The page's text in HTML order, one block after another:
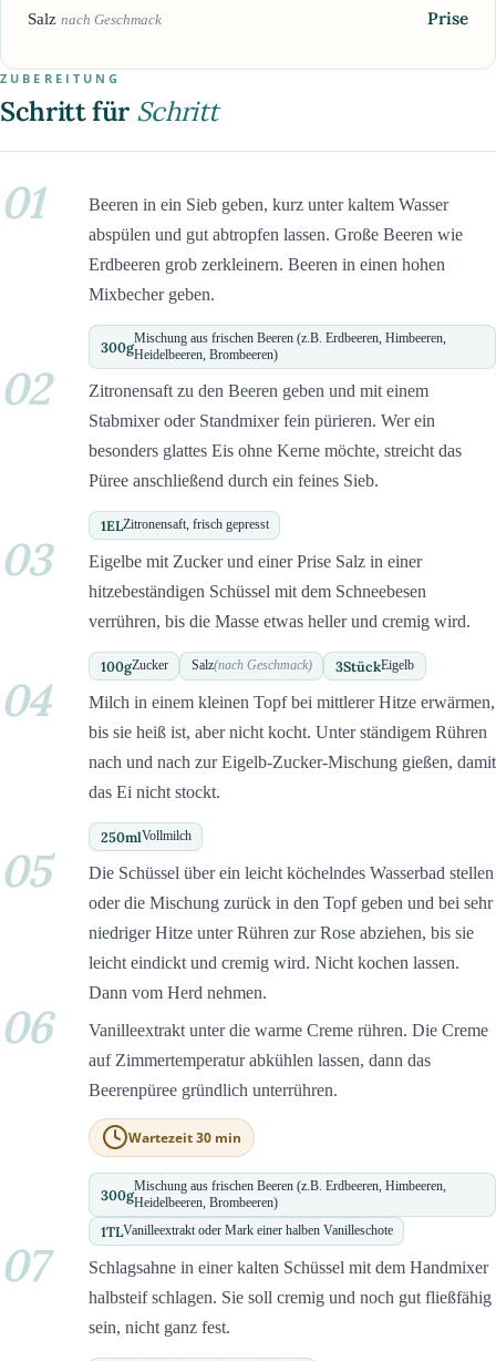
Salz nach Geschmack Prise
ZUBEREITUNG
Schritt für Schritt
01
Beeren in ein Sieb geben, kurz unter kaltem Wasser
abspülen und gut abtropfen lassen. Große Beeren wie
Erdbeeren grob zerkleinern. Beeren in einen hohen
Mixbecher geben.
300gMischung aus frischen Beeren (z.B. Erdbeeren, Himbeeren,
Heidelbeeren, Brombeeren)
02
Zitronensaft zu den Beeren geben und mit einem
Stabmixer oder Standmixer fein pürieren. Wer ein
besonders glattes Eis ohne Kerne möchte, streicht das
Püree anschließend durch ein feines Sieb.
1ELZitronensaft, frisch gepresst
03
Eigelbe mit Zucker und einer Prise Salz in einer
hitzebeständigen Schüssel mit dem Schneebesen
verrühren, bis die Masse etwas heller und cremig wird.
100gZucker Salz(nach Geschmack) 3StückEigelb
04
Milch in einem kleinen Topf bei mittlerer Hitze erwärmen,
bis sie heiß ist, aber nicht kocht. Unter ständigem Rühren
nach und nach zur Eigelb-Zucker-Mischung gießen, damit
das Ei nicht stockt.
250mlVollmilch
05
Die Schüssel über ein leicht köchelndes Wasserbad stellen
oder die Mischung zurück in den Topf geben und bei sehr
niedriger Hitze unter Rühren zur Rose abziehen, bis sie
leicht eindickt und cremig wird. Nicht kochen lassen.
Dann vom Herd nehmen.
06
Vanilleextrakt unter die warme Creme rühren. Die Creme
auf Zimmertemperatur abkühlen lassen, dann das
Beerenpüree gründlich unterrühren.
Wartezeit 30 min
300gMischung aus frischen Beeren (z.B. Erdbeeren, Himbeeren,
Heidelbeeren, Brombeeren)
1TLVanilleextrakt oder Mark einer halben Vanilleschote
07
Schlagsahne in einer kalten Schüssel mit dem Handmixer
halbsteif schlagen. Sie soll cremig und noch gut fließfähig
sein, nicht ganz fest.